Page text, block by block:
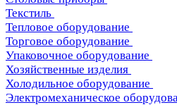
Текстиль
Тепловое оборудование
Торговое оборудование
Упаковочное оборудование
Хозяйственные изделия
Холодильное оборудование
Электромеханическое